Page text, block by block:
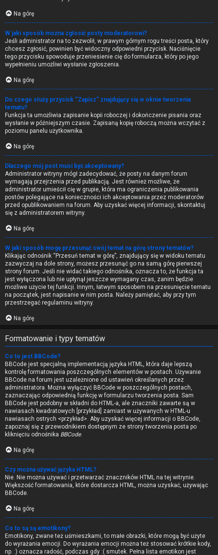
Na górę
W jaki sposób można zgłosić posty moderatorowi?
Jeśli administrator na to zezwolił, w prawym górnym rogu treści posta, który
chcesz zgłosić, powinien być widoczny odpowiedni przycisk. Naciśnięcie
tego przycisku spowoduje przeniesienie cię do formularza, który po jego
wypełnieniu umożliwi wysłanie zgłoszenia.
Na górę
Do czego służy przycisk “Zapisz” znajdujący się w oknie tworzenia
tematu?
Funkcja ta umożliwia zapisanie kopii roboczej i dokończenie pisania oraz
wysłanie w późniejszym czasie. Zapisaną kopię roboczą można wczytać z
poziomu panelu użytkownika.
Na górę
Dlaczego mój post musi być akceptowany?
Administrator witryny mógł zadecydować, że posty na danym forum
wymagają przejrzenia przed publikacją. Jest również możliwe, że
administrator umieścił cię w grupie, która ma ograniczenia publikowania
postów polegające na konieczności ich akceptowania przez moderatorów
przed opublikowaniem na forum. Aby uzyskać więcej informacji, skontaktuj
się z administratorem witryny.
Na górę
W jaki sposób mogę przesunąć swój temat na górę strony tematów?
Klikając odnośnik “Przesuń temat w górę”, znajdujący się w widoku tematu
zazwyczaj na dole strony, możesz przesunąć go na samą górę pierwszej
strony forum. Jeśli nie widać takiego odnośnika, oznacza to, że funkcja ta
jest wyłączona lub nie upłynął jeszcze wymagany czas, zanim będzie
możliwe użycie tej funkcji. Innym, łatwym sposobem na przesunięcie tematu
na początek, jest napisanie w nim posta. Należy pamiętać, aby przy tym
przestrzegać regulaminu witryny.
Na górę
Formatowanie i typy tematów
Co to jest BBCode?
BBCode jest specjalną implementacją języka HTML, która daje lepszą
kontrolę formatowania poszczególnych elementów w postach. Używanie
BBCode na forum jest uzależnione od ustawień określanych przez
administratora. Można wyłączyć BBCode w poszczególnych postach,
zaznaczając odpowiednią funkcję w formularzu tworzenia posta. Sam
BBCode jest podobny w składni do HTML-a, ale znaczniki zawarte są w
nawiasach kwadratowych [przykład] zamiast w używanych w HTML-u
nawiasach ostrych <przykład>. Aby uzyskać więcej informacji o BBCode,
zapoznaj się z przewodnikiem dostępnym ze strony tworzenia posta po
kliknięciu odnośnika BBCode.
Na górę
Czy można używać języka HTML?
Nie. Nie można używać i przetwarzać znaczników HTML na tej witrynie.
Większość formatowania, które dostarcza HTML, można uzyskać, używając
BBCode.
Na górę
Co to są są emotikony?
Emotikony, zwane też uśmieszkami, to małe obrazki, które mogą być użyte
do wyrażania emocji. Do wyrażania emocji można też stosować krótkie kody,
np. :) oznacza radość, podczas gdy :( smutek. Pełna lista emotikon jest